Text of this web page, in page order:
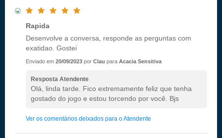
Rapida
Desenvolve a conversa, responde as perguntas com
exatidao. Gostei
Enviado em 20/09/2023 por Clau para Acacia Sensitiva
Resposta Atendente
Olá, linda tarde. Fico extremamente feliz que tenha
gostado do jogo e estou torcendo por você. Bjs
Ver os comentários deixados para o Atendente